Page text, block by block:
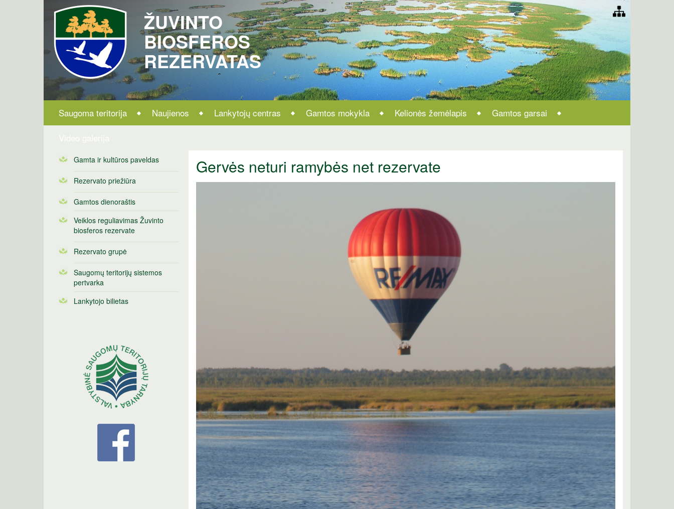
ŽUVINTO
BIOSFEROS
REZERVATAS
Saugoma teritorija Naujienos Lankytojų centras Gamtos mokykla Kelionės žemėlapis
Gamtos garsai
Gamta ir kultūros paveldas
Rezervato priežiūra
Gamtos dienoraštis
Veiklos reguliavimas Žuvinto
biosferos rezervate
Rezervato grupė
Saugomų teritorijų sistemos
pertvarka
Lankytojo bilietas
Gervės neturi ramybės net rezervate